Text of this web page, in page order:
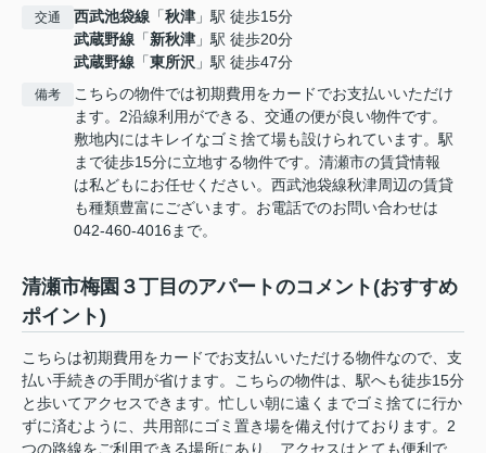
交通 西武池袋線 「秋津 」駅 徒歩15分
武蔵野線 「新秋津 」駅 徒歩20分
武蔵野線 「東所沢 」駅 徒歩47分
備考
こちらの物件では初期費用をカードでお支払いいただけ
ます。2沿線利用ができる、交通の便が良い物件です。
敷地内にはキレイなゴミ捨て場も設けられています。駅
まで徒歩15分に立地する物件です。清瀬市の賃貸情報
は私どもにお任せください。西武池袋線秋津周辺の賃貸
も種類豊富にございます。お電話でのお問い合わせは
042-460-4016まで。
清瀬市梅園３丁目のアパートのコメント(おすすめ
ポイント)
こちらは初期費用をカードでお支払いいただける物件なので、支
払い手続きの手間が省けます。こちらの物件は、駅へも徒歩15分
と歩いてアクセスできます。忙しい朝に遠くまでゴミ捨てに行か
ずに済むように、共用部にゴミ置き場を備え付けております。2
つの路線をご利用できる場所にあり、アクセスはとても便利で